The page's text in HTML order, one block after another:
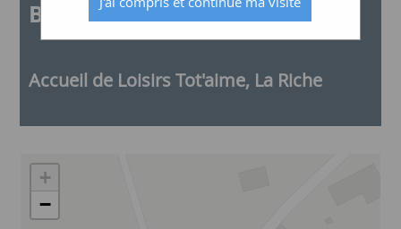
Balade contée
Accueil de Loisirs Tot'aime, La Riche
+
−